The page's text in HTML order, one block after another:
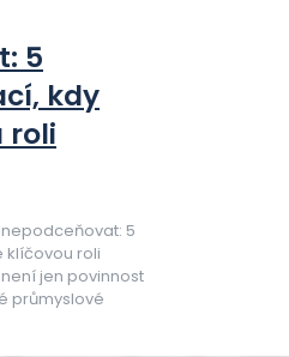
5
kdy
roli
5
klíčovou roli
jen povinnost
průmyslové